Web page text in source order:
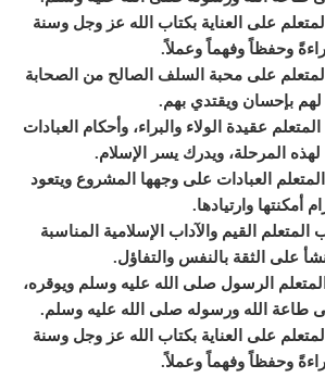
على العناية بكتاب الله عز وجل وسنة
وحفظاً وفهماً وعملاً.
على محبة السلف الصالح من الصحابة
لهم بإحسان ويقتدي بهم.
عقيدة الولاء والبراء، وأحكام العبادات
لهذه المرحلة، ويدرك يسر الإسلام.
العبادات على وجهها المشروع ويتعود
أمكنتها وارتيادها.
المتعلم القيم والآداب الإسلامية المناسبة
على الثقة بالنفس والتفاؤل.
الرسول صلى الله عليه وسلم ويوقره،
طاعة الله ورسوله صلى الله عليه وسلم.
على العناية بكتاب الله عز وجل وسنة
وحفظاً وفهماً وعملاً.